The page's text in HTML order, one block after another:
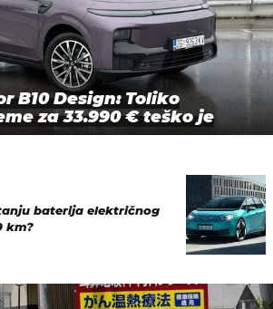
B10 Design: Toliko
za 33.990 € teško je
baterija električnog
km?